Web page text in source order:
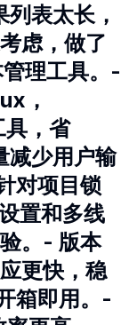
表太长，
虑，做了
理工具。-
，
，省
减少用户输
对项目锁
置和多线
。- 版本
更快，稳
箱即用。-